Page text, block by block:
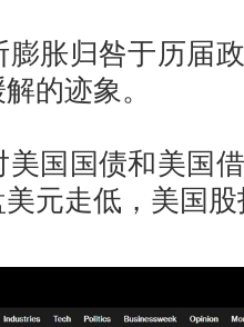
胀归咎于历届
的迹象。
国国债和美国
元走低，美国